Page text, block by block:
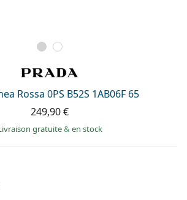
Rossa 0PS B52S 1AB06F 65
249,90 €
gratuite& en stock